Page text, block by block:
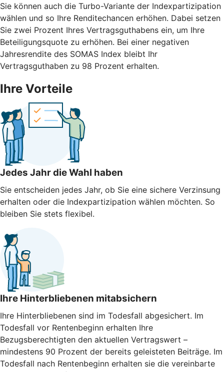
Sie können auch die Turbo-Variante der Indexpartizipation
wählen und so Ihre Renditechancen erhöhen. Dabei setzen
Sie zwei Prozent Ihres Vertragsguthabens ein, um Ihre
Beteiligungsquote zu erhöhen. Bei einer negativen
Jahresrendite des SOMAS Index bleibt Ihr
Vertragsguthaben zu 98 Prozent erhalten.
Ihre Vorteile
Jedes Jahr die Wahl haben
Sie entscheiden jedes Jahr, ob Sie eine sichere Verzinsung
erhalten oder die Indexpartizipation wählen möchten. So
bleiben Sie stets flexibel.
Ihre Hinterbliebenen mitabsichern
Ihre Hinterbliebenen sind im Todesfall abgesichert. Im
Todesfall vor Rentenbeginn erhalten Ihre
Bezugsberechtigten den aktuellen Vertragswert –
mindestens 90 Prozent der bereits geleisteten Beiträge. Im
Todesfall nach Rentenbeginn erhalten sie die vereinbarte